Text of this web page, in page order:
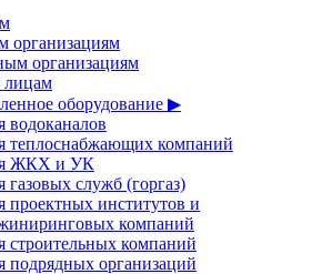
организациям
организациям
лицам
оборудование ▶
водоканалов
теплоснабжающих компаний
ЖКХ и УК
газовых служб (горгаз)
проектных институтов и
компаний
строительных компаний
подрядных организаций